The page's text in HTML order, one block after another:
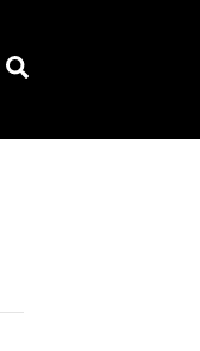
Cart